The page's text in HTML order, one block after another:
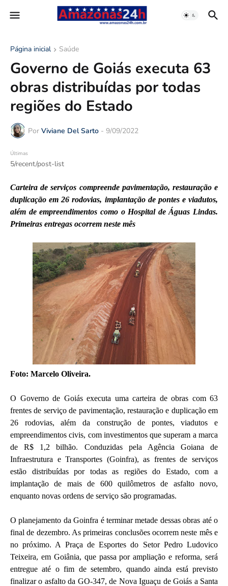
Página inicial Saúde
Governo de Goiás executa 63
obras distribuídas por todas
regiões do Estado
Por Viviane Del Sarto - 9/09/2022
Últimas
5/recent/post-list
Carteira de serviços compreende pavimentação, restauração e
duplicação em 26 rodovias, implantação de pontes e viadutos,
além de empreendimentos como o Hospital de Águas Lindas.
Primeiras entregas ocorrem neste mês
Foto: Marcelo Oliveira.
O Governo de Goiás executa uma carteira de obras com 63
frentes de serviço de pavimentação, restauração e duplicação em
26 rodovias, além da construção de pontes, viadutos e
empreendimentos civis, com investimentos que superam a marca
de R$ 1,2 bilhão. Conduzidas pela Agência Goiana de
Infraestrutura e Transportes (Goinfra), as frentes de serviços
estão distribuídas por todas as regiões do Estado, com a
implantação de mais de 600 quilômetros de asfalto novo,
enquanto novas ordens de serviço são programadas.
O planejamento da Goinfra é terminar metade dessas obras até o
final de dezembro. As primeiras conclusões ocorrem neste mês e
no próximo. A Praça de Esportes do Setor Pedro Ludovico
Teixeira, em Goiânia, que passa por ampliação e reforma, será
entregue até o fim de setembro, quando ainda está previsto
finalizar o asfalto da GO-347, de Nova Iguaçu de Goiás a Santa